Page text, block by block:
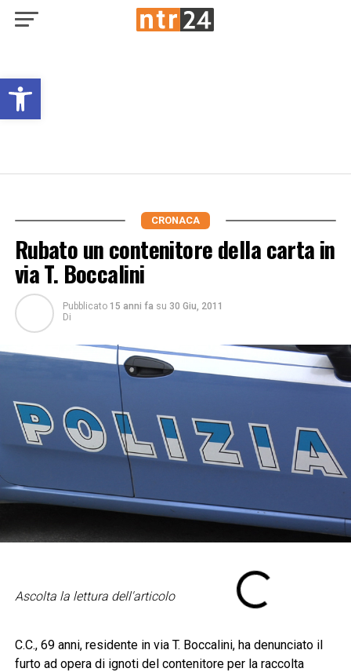
Open toolbar
CRONACA
Rubato un contenitore della carta in
via T. Boccalini
Pubblicato 15 anni fa su 30 Giu, 2011
Di
Ascolta la lettura dell'articolo
C.C., 69 anni, residente in via T. Boccalini, ha denunciato il
furto ad opera di ignoti del contenitore per la raccolta